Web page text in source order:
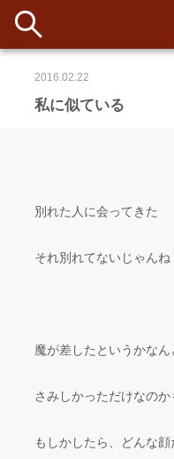
アパー
寄
私に似ている
2016.02.22
別れた人に会ってきた
それ別れてないじゃんね
魔が差したというかなん
さみしかっただけなのか
もしかしたら、どんな